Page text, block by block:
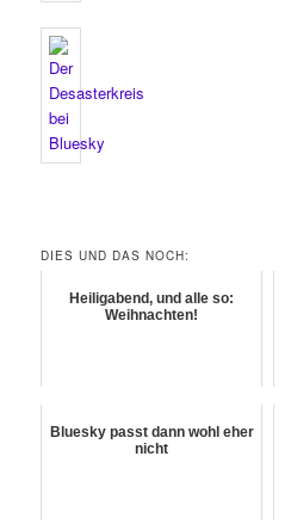
DIES UND DAS NOCH:
Heiligabend, und alle so:
Weihnachten!
Bluesky passt dann wohl eher
nicht